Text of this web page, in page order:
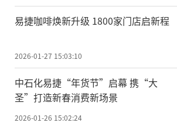
易捷咖啡焕新升级 1800家门店启新程
2026-01-27 15:03:10
中石化易捷“年货节”启幕 携“大
圣”打造新春消费新场景
2026-01-26 15:02:24